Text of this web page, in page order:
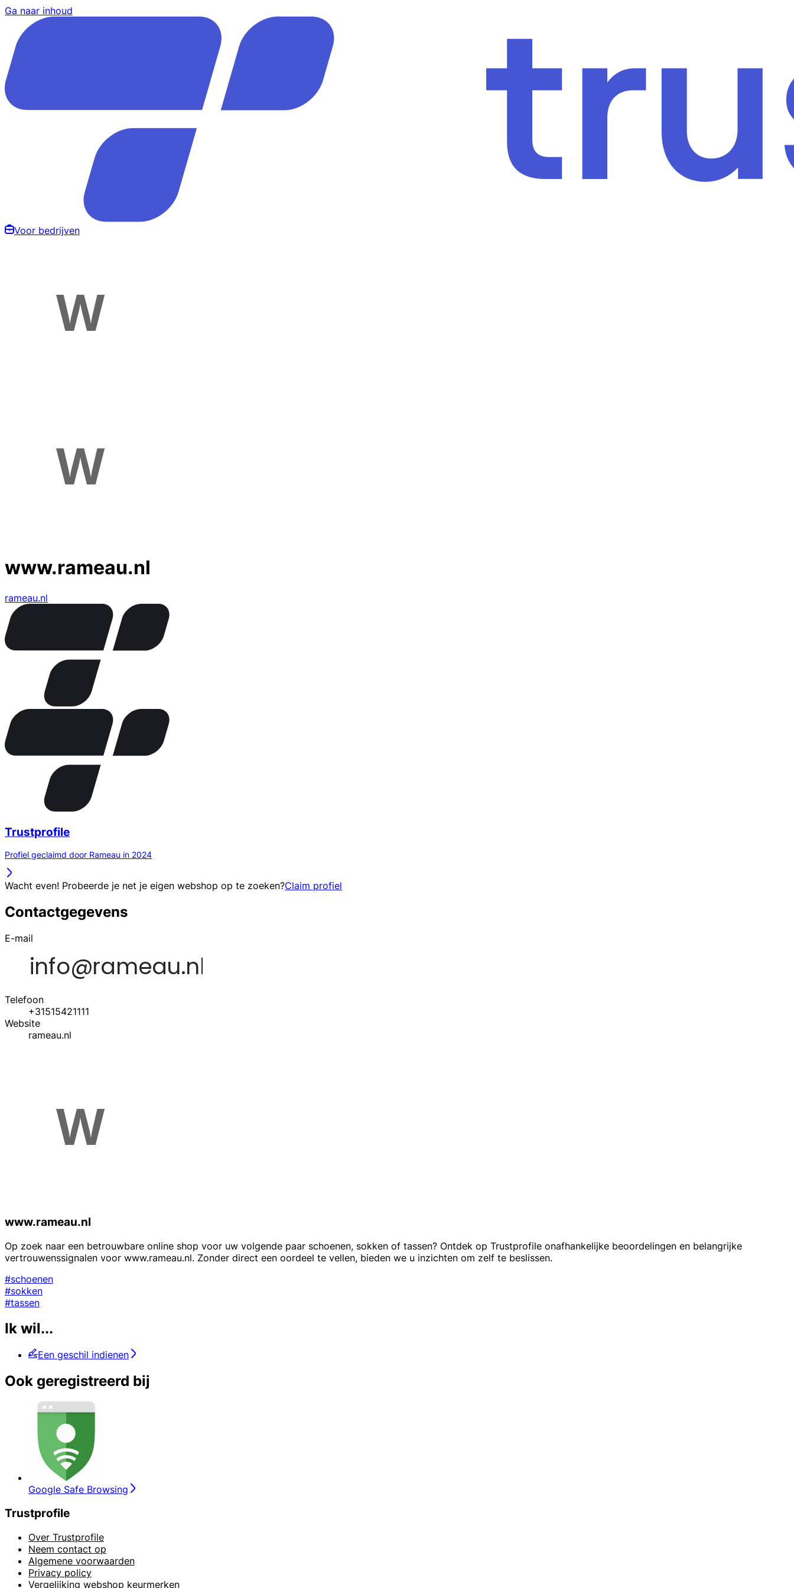
Ga naar inhoud
Voor bedrijven
www.rameau.nl
rameau.nl
Trustprofile
Profiel geclaimd door Rameau in 2024
Wacht even! Probeerde je net je eigen webshop op te zoeken?Claim profiel
Contactgegevens
E-mail
Telefoon
+31515421111
Website
rameau.nl
www.rameau.nl
Op zoek naar een betrouwbare online shop voor uw volgende paar schoenen, sokken of tassen? Ontdek op Trustprofile onafhankelijke beoordelingen en belangrijke
vertrouwenssignalen voor www.rameau.nl. Zonder direct een oordeel te vellen, bieden we u inzichten om zelf te beslissen.
#schoenen
#sokken
#tassen
Ik wil...
Een geschil indienen
Ook geregistreerd bij
Google Safe Browsing
Trustprofile
Over Trustprofile
Neem contact op
Algemene voorwaarden
Privacy policy
Vergelijking webshop keurmerken